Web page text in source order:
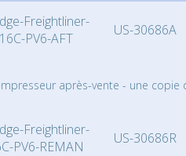
Freightliner-
PV6-AFT
US-30686A
après-vente - une copie
Freightliner-
PV6-REMAN
US-30686R